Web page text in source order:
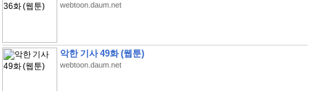
webtoon.daum.net
악한 기사 49화 (웹툰)
webtoon.daum.net